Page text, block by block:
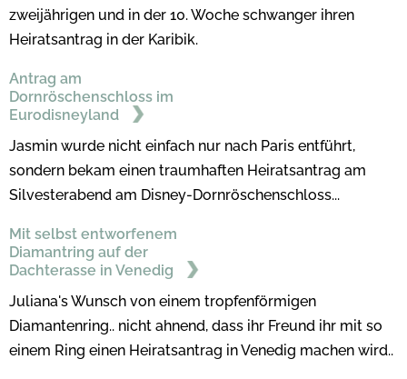
zweijährigen und in der 10. Woche schwanger ihren
Heiratsantrag in der Karibik.
Antrag am
Dornröschenschloss im
Eurodisneyland
Jasmin wurde nicht einfach nur nach Paris entführt,
sondern bekam einen traumhaften Heiratsantrag am
Silvesterabend am Disney-Dornröschenschloss...
Mit selbst entworfenem
Diamantring auf der
Dachterasse in Venedig
Juliana's Wunsch von einem tropfenförmigen
Diamantenring.. nicht ahnend, dass ihr Freund ihr mit so
einem Ring einen Heiratsantrag in Venedig machen wird..